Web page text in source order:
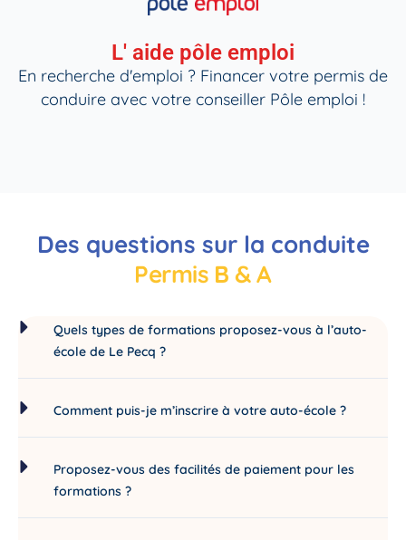
L' aide pôle emploi
En recherche d'emploi ? Financer votre permis de
conduire avec votre conseiller Pôle emploi !
Des questions sur la conduite
Permis B & A
Quels types de formations proposez-vous à l’auto-
école de Le Pecq ?
Comment puis-je m’inscrire à votre auto-école ?
Proposez-vous des facilités de paiement pour les
formations ?